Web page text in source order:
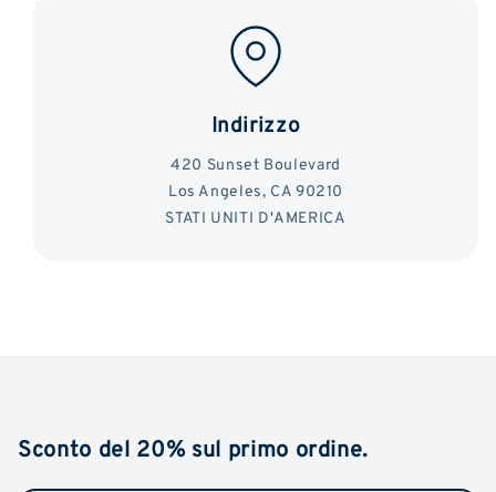
Indirizzo
420 Sunset Boulevard
Los Angeles, CA 90210
STATI UNITI D'AMERICA
Sconto del 20% sul primo ordine.